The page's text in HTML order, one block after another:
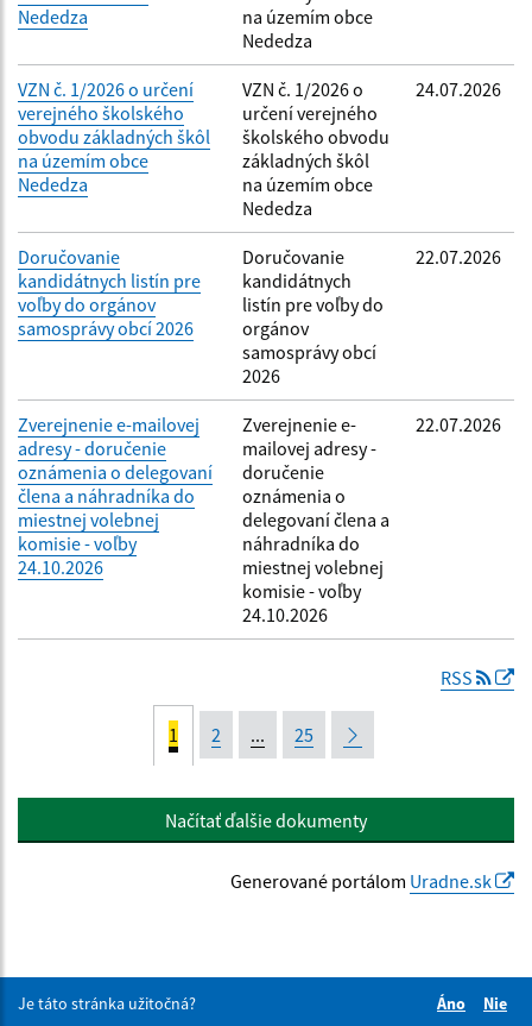
Nededza
na územím obce
Nededza
VZN č. 1/2026 o určení
verejného školského
obvodu základných škôl
na územím obce
Nededza
VZN č. 1/2026 o
určení verejného
školského obvodu
základných škôl
na územím obce
Nededza
24.07.2026
Doručovanie
kandidátnych listín pre
voľby do orgánov
samosprávy obcí 2026
Doručovanie
kandidátnych
listín pre voľby do
orgánov
samosprávy obcí
2026
22.07.2026
Zverejnenie e-mailovej
adresy - doručenie
oznámenia o delegovaní
člena a náhradníka do
miestnej volebnej
komisie - voľby
24.10.2026
Zverejnenie e-
mailovej adresy -
doručenie
oznámenia o
delegovaní člena a
náhradníka do
miestnej volebnej
komisie - voľby
24.10.2026
22.07.2026
RSS
1 2 ... 25
Načítať ďalšie dokumenty
Generované portálom Uradne.sk
Je táto stránka užitočná?
Áno
Nie